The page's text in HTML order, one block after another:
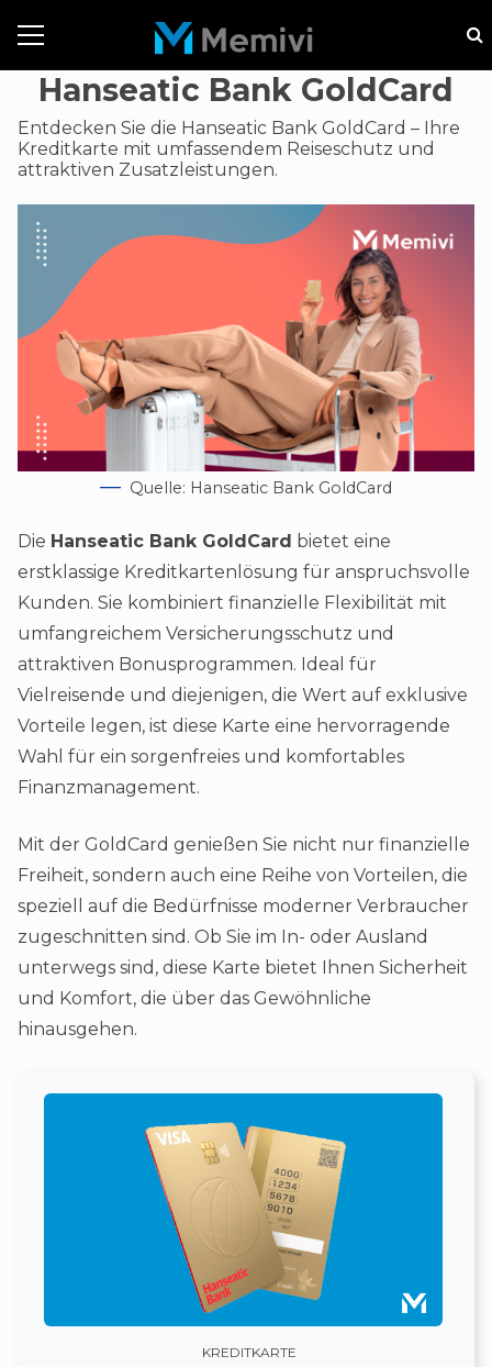
Hanseatic Bank GoldCard
Entdecken Sie die Hanseatic Bank GoldCard – Ihre
Kreditkarte mit umfassendem Reiseschutz und
attraktiven Zusatzleistungen.
Quelle: Hanseatic Bank GoldCard
Die Hanseatic Bank GoldCard bietet eine
erstklassige Kreditkartenlösung für anspruchsvolle
Kunden. Sie kombiniert finanzielle Flexibilität mit
umfangreichem Versicherungsschutz und
attraktiven Bonusprogrammen. Ideal für
Vielreisende und diejenigen, die Wert auf exklusive
Vorteile legen, ist diese Karte eine hervorragende
Wahl für ein sorgenfreies und komfortables
Finanzmanagement.
Mit der GoldCard genießen Sie nicht nur finanzielle
Freiheit, sondern auch eine Reihe von Vorteilen, die
speziell auf die Bedürfnisse moderner Verbraucher
zugeschnitten sind. Ob Sie im In- oder Ausland
unterwegs sind, diese Karte bietet Ihnen Sicherheit
und Komfort, die über das Gewöhnliche
hinausgehen.
KREDITKARTE